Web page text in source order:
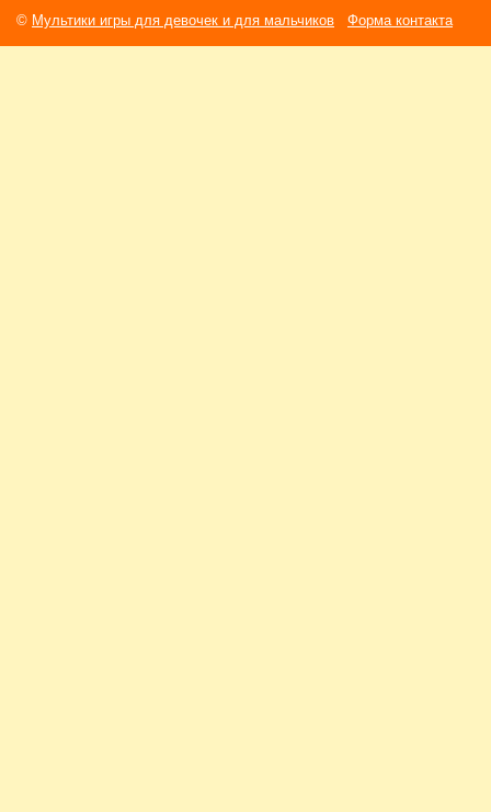
© Мультики игры для девочек и для мальчиков Форма контакта